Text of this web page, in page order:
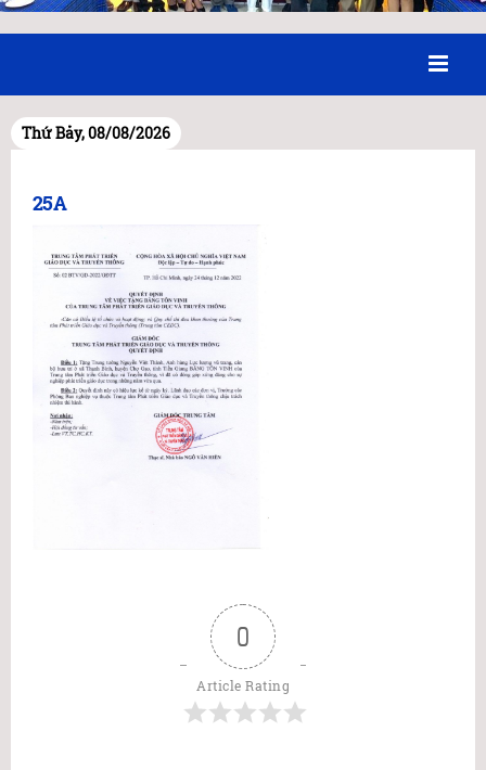
Thứ Bảy, 08/08/2026
25A
0
Article Rating